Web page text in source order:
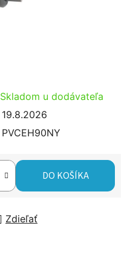
Skladom u dodávateľa
19.8.2026
PVCEH90NY
DO KOŠÍKA
Zdieľať